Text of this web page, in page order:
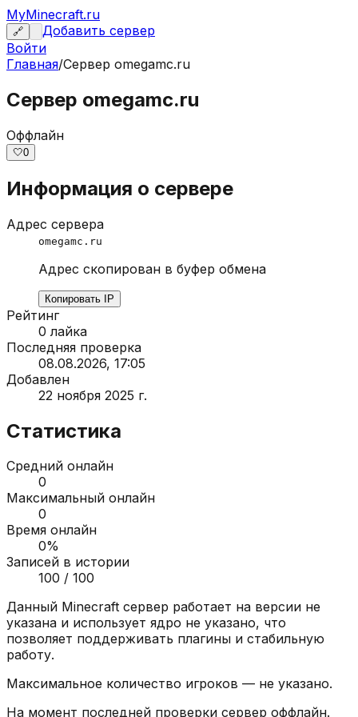
MyMinecraft.ru
🔗
Добавить сервер
Войти
Главная/Сервер omegamc.ru
Сервер omegamc.ru
Оффлайн
🤍0
Информация о сервере
Адрес сервера
omegamc.ru
Адрес скопирован в буфер обмена
Копировать IP
Рейтинг
0 лайка
Последняя проверка
08.08.2026, 17:05
Добавлен
22 ноября 2025 г.
Статистика
Средний онлайн
0
Максимальный онлайн
0
Время онлайн
0%
Записей в истории
100 / 100
Данный Minecraft сервер работает на версии не
указана и использует ядро не указано, что
позволяет поддерживать плагины и стабильную
работу.
Максимальное количество игроков — не указано.
На момент последней проверки сервер оффлайн.